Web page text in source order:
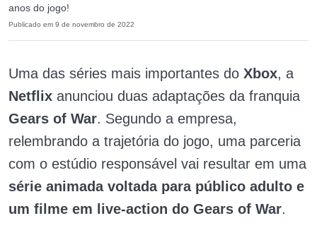
anos do jogo!
Publicado em 9 de novembro de 2022
Uma das séries mais importantes do Xbox, a
Netflix anunciou duas adaptações da franquia
Gears of War. Segundo a empresa,
relembrando a trajetória do jogo, uma parceria
com o estúdio responsável vai resultar em uma
série animada voltada para público adulto e
um filme em live-action do Gears of War.